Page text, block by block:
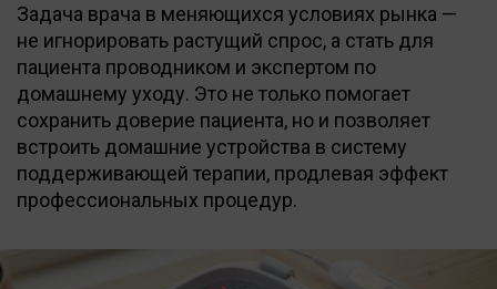
Задача врача в меняющихся условиях рынка —
не игнорировать растущий спрос, а стать для
пациента проводником и экспертом по
домашнему уходу. Это не только помогает
сохранить доверие пациента, но и позволяет
встроить домашние устройства в систему
поддерживающей терапии, продлевая эффект
профессиональных процедур.